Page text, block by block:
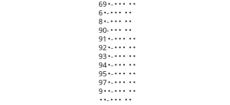
69•- • • • • •
6•- • • • • •
8•- • • • • •
90- • • • • •
91 •- • • • • •
92•- • • • • •
93•- • • • • •
94•- • • • • •
95•- • • • • •
97•- • • • • •
9• •- • • • • •
• •- • • • • •